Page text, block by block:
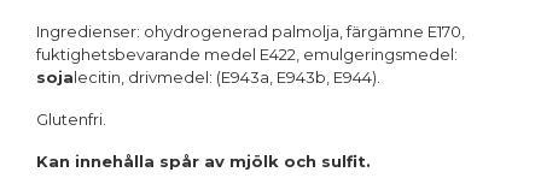
Ingredienser: ohydrogenerad palmolja, färgämne E170,
fuktighetsbevarande medel E422, emulgeringsmedel:
sojalecitin, drivmedel: (E943a, E943b, E944).
Glutenfri.
Kan innehålla spår av mjölk och sulfit.